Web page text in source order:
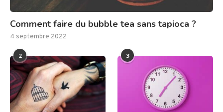
Comment faire du bubble tea sans tapioca ?
4 septembre 2022
2 3